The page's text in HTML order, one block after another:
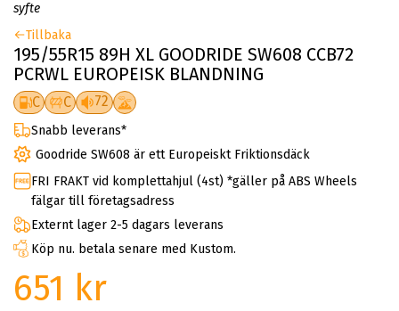
syfte
Tillbaka
195/55R15 89H XL GOODRIDE SW608 CCB72
PCRWL EUROPEISK BLANDNING
C C 72
Snabb leverans*
Goodride SW608 är ett Europeiskt Friktionsdäck
FRI FRAKT vid komplettahjul (4st) *gäller på ABS Wheels
fälgar till företagsadress
Externt lager 2-5 dagars leverans
Köp nu. betala senare med Kustom.
651 kr